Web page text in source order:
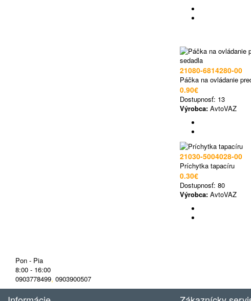
21080-6814280-00
Páčka na ovládanie
0.90€
Dostupnosť: 13
Výrobca: AvtoVAZ
21030-5004028-00
Príchytka tapacíru
0.30€
Dostupnosť: 80
Výrobca: AvtoVAZ
Pon - Pia
8:00 - 16:00
0903778499, 0903900507